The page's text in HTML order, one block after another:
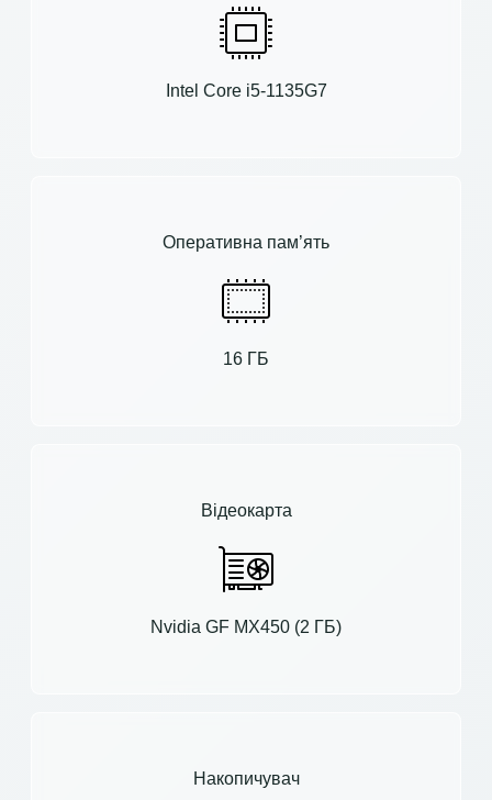
Intel Core i5-1135G7
Оперативна пам’ять
16 ГБ
Відеокарта
Nvidia GF MX450 (2 ГБ)
Накопичувач